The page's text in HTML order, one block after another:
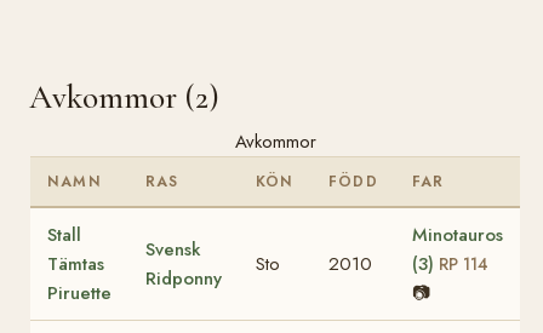
Avkommor (2)
Avkommor
NAMN RAS KÖN FÖDD FAR
Stall
Tämtas
Piruette
Svensk
Ridponny
Sto 2010
Minotauros
(3) RP 114
📷